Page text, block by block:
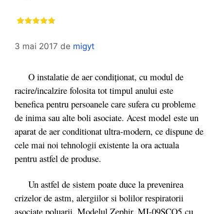
3 mai 2017 de migyt
O instalatie de aer condiționat, cu modul de
racire/incalzire folosita tot timpul anului este
benefica pentru persoanele care sufera cu probleme
de inima sau alte boli asociate. Acest model este un
aparat de aer conditionat ultra-modern, ce dispune de
cele mai noi tehnologii existente la ora actuala
pentru astfel de produse.
Un astfel de sistem poate duce la prevenirea
crizelor de astm, alergiilor si bolilor respiratorii
asociate poluarii. Modelul Zephir, MI-09SCO5 cu